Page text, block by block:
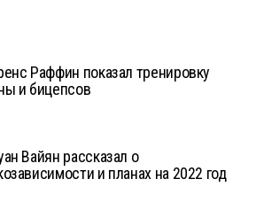
Раффин показал тренировку
и бицепсов
Вайян рассказал о
и планах на 2022 год